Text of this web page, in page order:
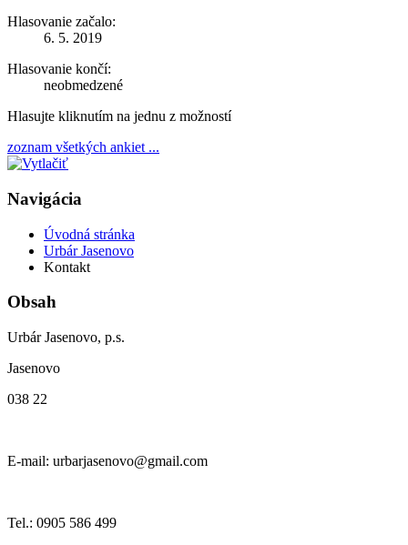
Hlasovanie začalo:
6. 5. 2019
Hlasovanie končí:
neobmedzené
Hlasujte kliknutím na jednu z možností
zoznam všetkých ankiet ...
Navigácia
Úvodná stránka
Urbár Jasenovo
Kontakt
Obsah
Urbár Jasenovo, p.s.
Jasenovo
038 22
E-mail: urbarjasenovo@gmail.com
Tel.: 0905 586 499